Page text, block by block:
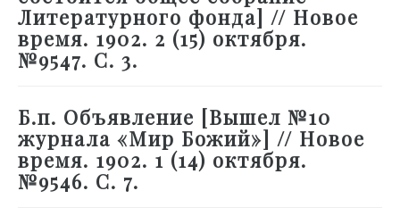
Литературного фонда] // Новое
время. 1902. 2 (15) октября.
№9547. С. 3.
Б.п. Объявление [Вышел №10
журнала «Мир Божий»] // Новое
время. 1902. 1 (14) октября.
№9546. С. 7.